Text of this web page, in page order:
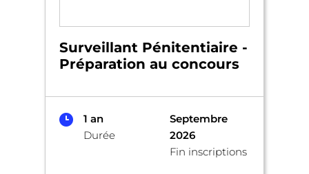
Surveillant Pénitentiaire -
Préparation au concours
1 an
Durée
Septembre
2026
Fin inscriptions